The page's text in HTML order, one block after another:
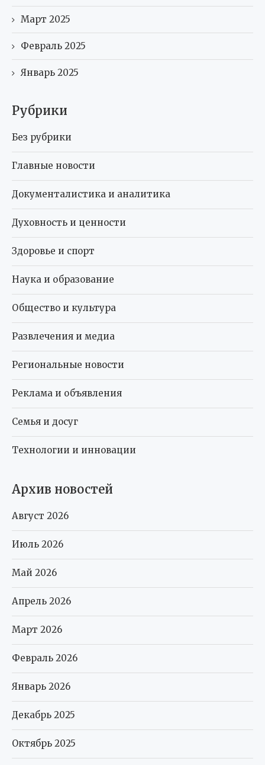
Март 2025
Февраль 2025
Январь 2025
Рубрики
Без рубрики
Главные новости
Документалистика и аналитика
Духовность и ценности
Здоровье и спорт
Наука и образование
Общество и культура
Развлечения и медиа
Региональные новости
Реклама и объявления
Семья и досуг
Технологии и инновации
Архив новостей
Август 2026
Июль 2026
Май 2026
Апрель 2026
Март 2026
Февраль 2026
Январь 2026
Декабрь 2025
Октябрь 2025